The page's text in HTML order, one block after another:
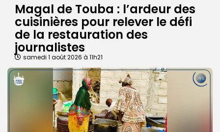
Magal de Touba : l’ardeur des
cuisinières pour relever le défi
de la restauration des
journalistes
samedi 1 août 2026 à 11h21